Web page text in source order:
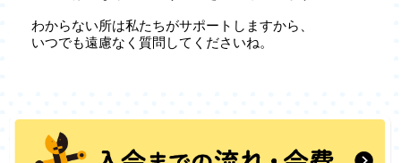
わからない所は私たちがサポートしますから、
いつでも遠慮なく質問してくださいね。